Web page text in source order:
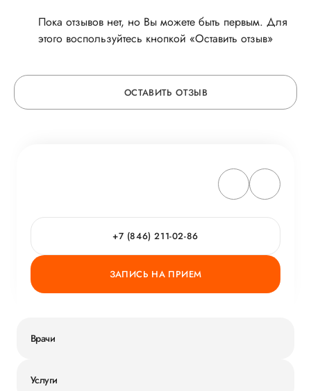
Пока отзывов нет, но Вы можете быть первым. Для
этого воспользуйтесь кнопкой «Оставить отзыв»
ОСТАВИТЬ ОТЗЫВ
ГОРЯЧАЯ ЛИНИЯ КАЧЕСТВА
+7 (846) 211-02-86
ЗАПИСЬ НА ПРИЕМ
Врачи
Услуги